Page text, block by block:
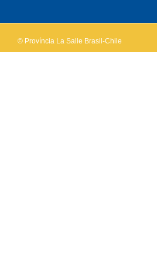
© Província La Salle Brasil-Chile